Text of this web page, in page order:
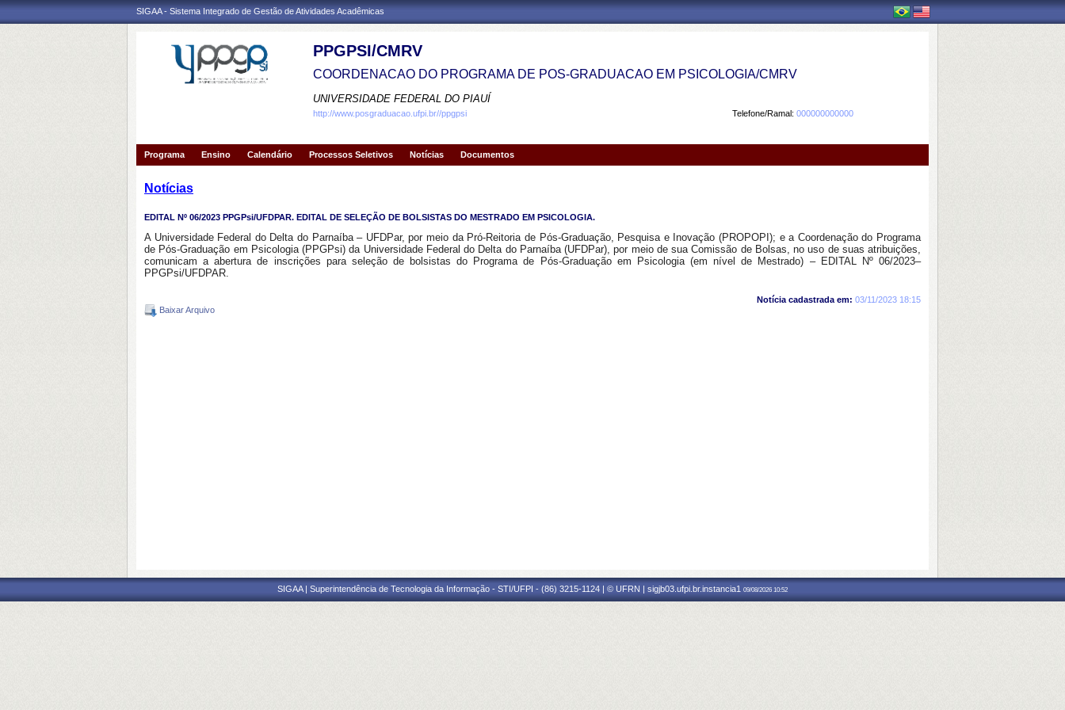
SIGAA - Sistema Integrado de Gestão de Atividades Acadêmicas
PPGPSI/CMRV
COORDENACAO DO PROGRAMA DE POS-GRADUACAO EM PSICOLOGIA/CMRV
UNIVERSIDADE FEDERAL DO PIAUÍ
Telefone/Ramal: 000000000000
http://www.posgraduacao.ufpi.br//ppgpsi
Programa Ensino Calendário Processos Seletivos Notícias Documentos
Notícias
EDITAL Nº 06/2023 PPGPsi/UFDPAR. EDITAL DE SELEÇÃO DE BOLSISTAS DO MESTRADO EM PSICOLOGIA.
A Universidade Federal do Delta do Parnaíba – UFDPar, por meio da Pró-Reitoria de Pós-Graduação, Pesquisa e Inovação (PROPOPI); e a Coordenação do Programa
de Pós-Graduação em Psicologia (PPGPsi) da Universidade Federal do Delta do Parnaíba (UFDPar), por meio de sua Comissão de Bolsas, no uso de suas atribuições,
comunicam a abertura de inscrições para seleção de bolsistas do Programa de Pós-Graduação em Psicologia (em nível de Mestrado) – EDITAL Nº 06/2023–
PPGPsi/UFDPAR.
Notícia cadastrada em: 03/11/2023 18:15
Baixar Arquivo
SIGAA | Superintendência de Tecnologia da Informação - STI/UFPI - (86) 3215-1124 | © UFRN | sigjb03.ufpi.br.instancia1 09/08/2026 10:52